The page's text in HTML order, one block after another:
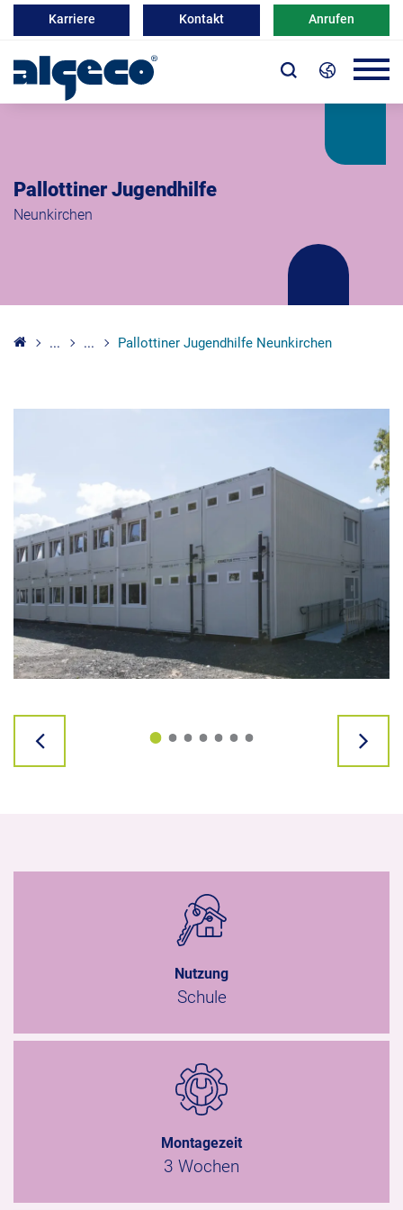
Karriere Kontakt Anrufen
Pallottiner Jugendhilfe
Neunkirchen
... ... Pallottiner Jugendhilfe Neunkirchen
Nutzung
Schule
Montagezeit
3 Wochen